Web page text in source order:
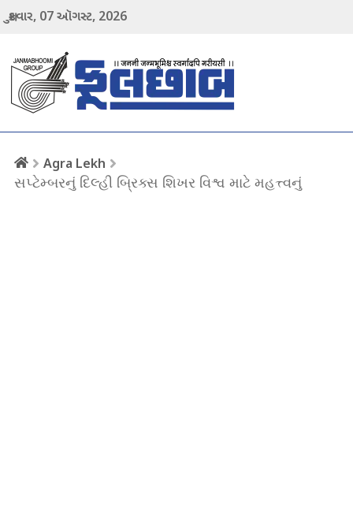
શુક્રવાર, 07ઑગસ્ટ, 2026
Agra Lekh
સપ્ટેમ્બરનું દિલ્હી બ્રિક્સ શિખર વિશ્વ માટે મહત્ત્વનું